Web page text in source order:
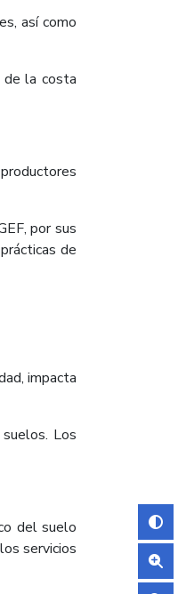
así como
de la costa
por sus
de
impacta
Los
del suelo
servicios